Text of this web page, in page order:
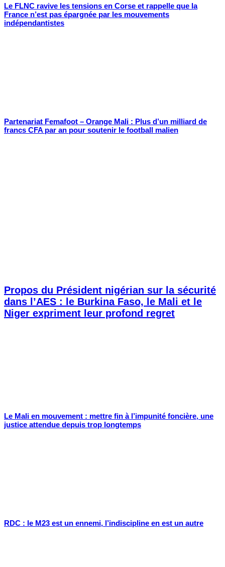
Le FLNC ravive les tensions en Corse et rappelle que la
France n’est pas épargnée par les mouvements
indépendantistes
Partenariat Femafoot – Orange Mali : Plus d’un milliard de
francs CFA par an pour soutenir le football malien
Propos du Président nigérian sur la sécurité
dans l’AES : le Burkina Faso, le Mali et le
Niger expriment leur profond regret
Le Mali en mouvement : mettre fin à l’impunité foncière, une
justice attendue depuis trop longtemps
RDC : le M23 est un ennemi, l’indiscipline en est un autre